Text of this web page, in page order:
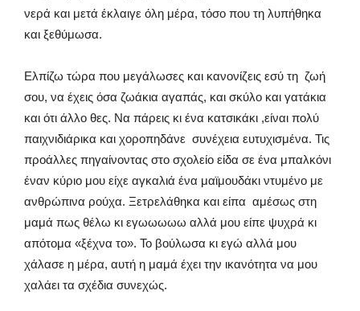
νερά και μετά έκλαιγε όλη μέρα, τόσο που τη λυπήθηκα
και ξεθύμωσα.
Ελπίζω τώρα που μεγάλωσες και κανονίζεις εσύ τη ζωή
σου, να έχεις όσα ζωάκια αγαπάς, και σκύλο και γατάκια
και ότι άλλο θες. Να πάρεις κι ένα κατσικάκι ,είναι πολύ
παιχνιδιάρικα και χοροπηδάνε συνέχεια ευτυχισμένα. Τις
προάλλες πηγαίνοντας στο σχολείο είδα σε ένα μπαλκόνι
έναν κύριο μου είχε αγκαλιά ένα μαϊμουδάκι ντυμένο με
ανθρώπινα ρούχα. Ξετρελάθηκα και είπα αμέσως στη
μαμά πως θέλω κι εγωωωωω αλλά μου είπε ψυχρά κι
απότομα «ξέχνα το». Το βούλωσα κι εγώ αλλά μου
χάλασε η μέρα, αυτή η μαμά έχει την ικανότητα να μου
χαλάει τα σχέδια συνεχώς.